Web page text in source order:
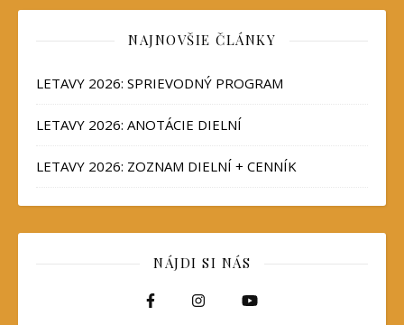
NAJNOVŠIE ČLÁNKY
LETAVY 2026: SPRIEVODNÝ PROGRAM
LETAVY 2026: ANOTÁCIE DIELNÍ
LETAVY 2026: ZOZNAM DIELNÍ + CENNÍK
NÁJDI SI NÁS